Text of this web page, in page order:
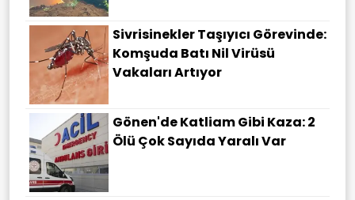
Sivrisinekler Taşıyıcı Görevinde:
Komşuda Batı Nil Virüsü
Vakaları Artıyor
Gönen'de Katliam Gibi Kaza: 2
Ölü Çok Sayıda Yaralı Var